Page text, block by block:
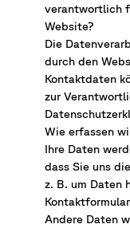
verantwortlich
Website?
Die
durch den
Kontaktdaten
zur
Wie erfassen
Ihre Daten
dass Sie uns
z. B. um Daten
Andere Daten